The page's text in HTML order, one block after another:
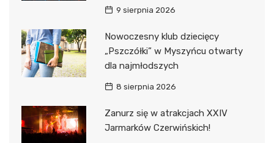
9 sierpnia 2026
Nowoczesny klub dziecięcy
„Pszczółki” w Myszyńcu otwarty
dla najmłodszych
8 sierpnia 2026
Zanurz się w atrakcjach XXIV
Jarmarków Czerwińskich!